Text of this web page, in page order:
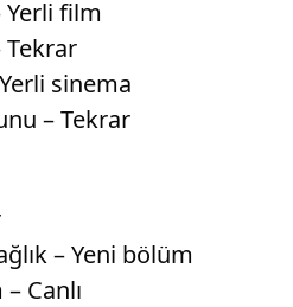
Yerli film
Tekrar
sinema
– Tekrar
– Yeni bölüm
Canlı